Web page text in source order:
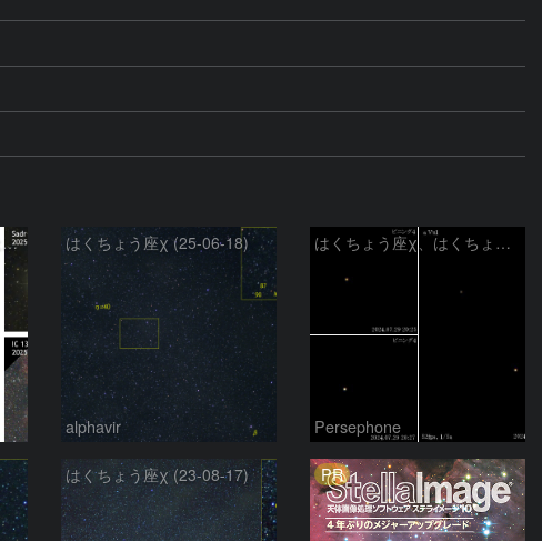
seestar撮影画像まとめ+はくちょう座カイ星 はくちょう座χ (25-06-18)
alphavir
はくちょう座χ、はくちょう座η、こぎつね座α
Persephone
はくちょう座χ (23-08-17) PR